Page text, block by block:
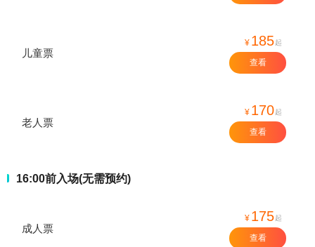
儿童票
¥ 185起
查看
老人票
¥ 170起
查看
16:00前入场(无需预约)
成人票
¥ 175起
查看